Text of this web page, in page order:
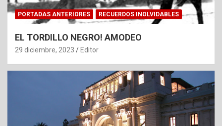
PORTADAS ANTERIORES RECUERDOS INOLVIDABLES
EL TORDILLO NEGRO! AMODEO
29 diciembre, 2023 Editor